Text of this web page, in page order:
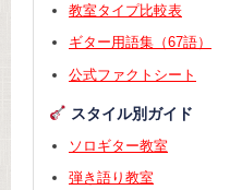
教室タイプ比較表
ギター用語集（67語）
公式ファクトシート
スタイル別ガイド
ソロギター教室
弾き語り教室